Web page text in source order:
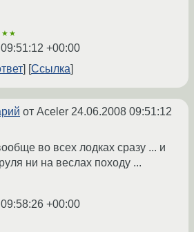
+00:00
Ссылка
от Aceler 24.06.2008 09:51:12
во всех лодках сразу ... и
ни на веслах походу ...
+00:00